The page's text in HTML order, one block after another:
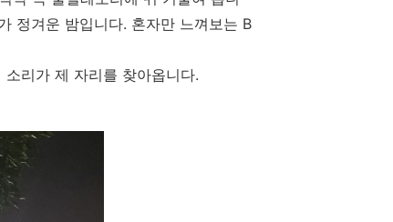
정겨운 밤입니다. 혼자만 느껴보는 B
리가 제 자리를 찾아옵니다.